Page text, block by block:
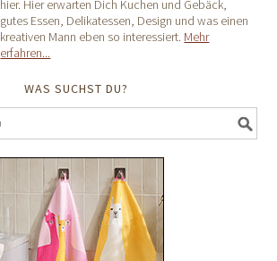
hier. Hier erwarten Dich Kuchen und Gebäck,
gutes Essen, Delikatessen, Design und was einen
kreativen Mann eben so interessiert. Mehr
erfahren...
WAS SUCHST DU?